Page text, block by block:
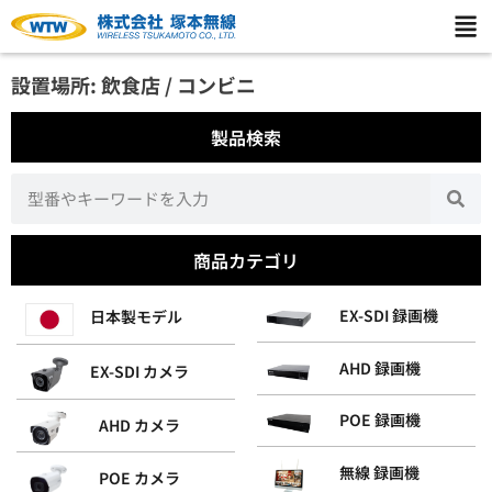
設置場所: 飲食店 / コンビニ
製品検索
商品カテゴリ
日本製モデル
EX-SDI カメラ
AHD カメラ
POE カメラ
EX-SDI 録画機
AHD 録画機
POE 録画機
無線 録画機